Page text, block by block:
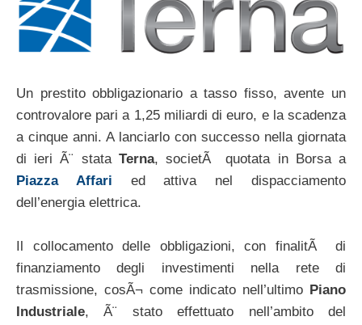
Un prestito obbligazionario a tasso fisso, avente un
controvalore pari a 1,25 miliardi di euro, e la scadenza
a cinque anni. A lanciarlo con successo nella giornata
di ieri Ã¨ stata Terna, societÃ quotata in Borsa a
Piazza Affari ed attiva nel dispacciamento
dell’energia elettrica.
Il collocamento delle obbligazioni, con finalitÃ di
finanziamento degli investimenti nella rete di
trasmissione, cosÃ¬ come indicato nell’ultimo Piano
Industriale, Ã¨ stato effettuato nell’ambito del